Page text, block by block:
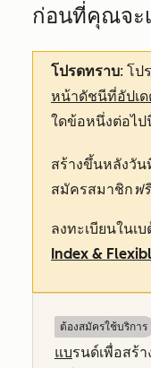
ก่อนที่คุณจะ
โปรดทราบ: โป
หน้าดัชนีที่อัปเ
ใดข้อหนึ่งต่อไป
สร้างขึ้นหลังวั
สมัครสมาชิก ฟรี
ลงทะเบียนในเ
Index &
ต้องสมัครใช้บริการ
แบรนด์เพื่อสร้